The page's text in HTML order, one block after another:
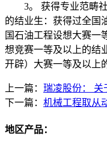
3。 获得专业范畴社
的结业生：获得过全国
国石油工程设想大赛一
想竞赛一等及以上的结
开辟）大赛一等及以上
上一篇： 瑞凌股份： 关
下一篇： 机械工程取从
地区产品：